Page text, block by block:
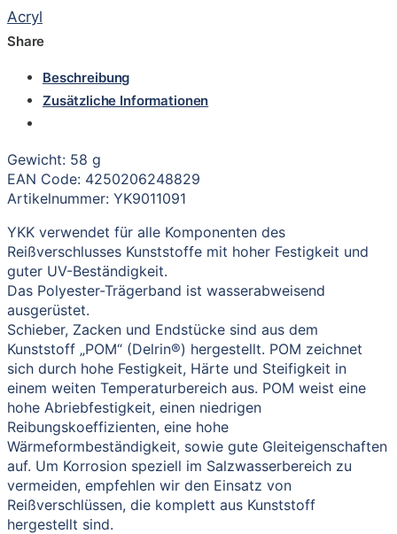
Acryl
Share
Beschreibung
Zusätzliche Informationen
Gewicht: 58 g
EAN Code: 4250206248829
Artikelnummer: YK9011091
YKK verwendet für alle Komponenten des
Reißverschlusses Kunststoffe mit hoher Festigkeit und
guter UV-Beständigkeit.
Das Polyester-Trägerband ist wasserabweisend
ausgerüstet.
Schieber, Zacken und Endstücke sind aus dem
Kunststoff „POM“ (Delrin®) hergestellt. POM zeichnet
sich durch hohe Festigkeit, Härte und Steifigkeit in
einem weiten Temperaturbereich aus. POM weist eine
hohe Abriebfestigkeit, einen niedrigen
Reibungskoeffizienten, eine hohe
Wärmeformbeständigkeit, sowie gute Gleiteigenschaften
auf. Um Korrosion speziell im Salzwasserbereich zu
vermeiden, empfehlen wir den Einsatz von
Reißverschlüssen, die komplett aus Kunststoff
hergestellt sind.